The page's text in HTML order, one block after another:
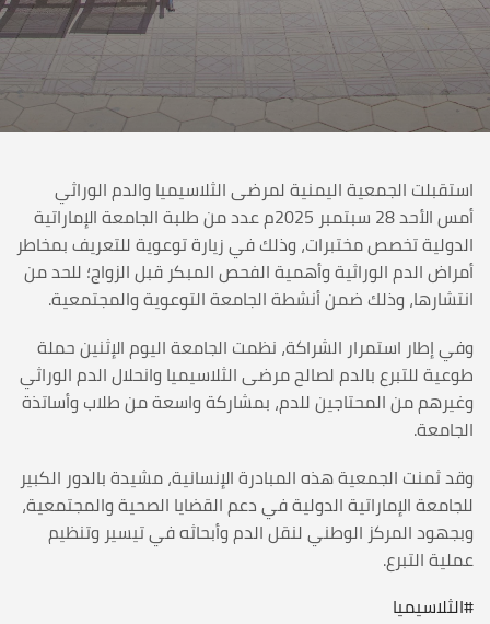
استقبلت الجمعية اليمنية لمرضى الثلاسيميا والدم الوراثي
أمس الأحد 28 سبتمبر 2025م عدد من طلبة الجامعة الإماراتية
الدولية تخصص مختبرات، وذلك في زيارة توعوية للتعريف بمخاطر
أمراض الدم الوراثية وأهمية الفحص المبكر قبل الزواج؛ للحد من
انتشارها، وذلك ضمن أنشطة الجامعة التوعوية والمجتمعية.
وفي إطار استمرار الشراكة، نظمت الجامعة اليوم الإثنين حملة
طوعية للتبرع بالدم لصالح مرضى الثلاسيميا وانحلال الدم الوراثي
وغيرهم من المحتاجين للدم، بمشاركة واسعة من طلاب وأساتذة
الجامعة.
وقد ثمنت الجمعية هذه المبادرة الإنسانية، مشيدة بالدور الكبير
للجامعة الإماراتية الدولية في دعم القضايا الصحية والمجتمعية،
وبجهود المركز الوطني لنقل الدم وأبحاثه في تيسير وتنظيم
عملية التبرع.
#الثلاسيميا